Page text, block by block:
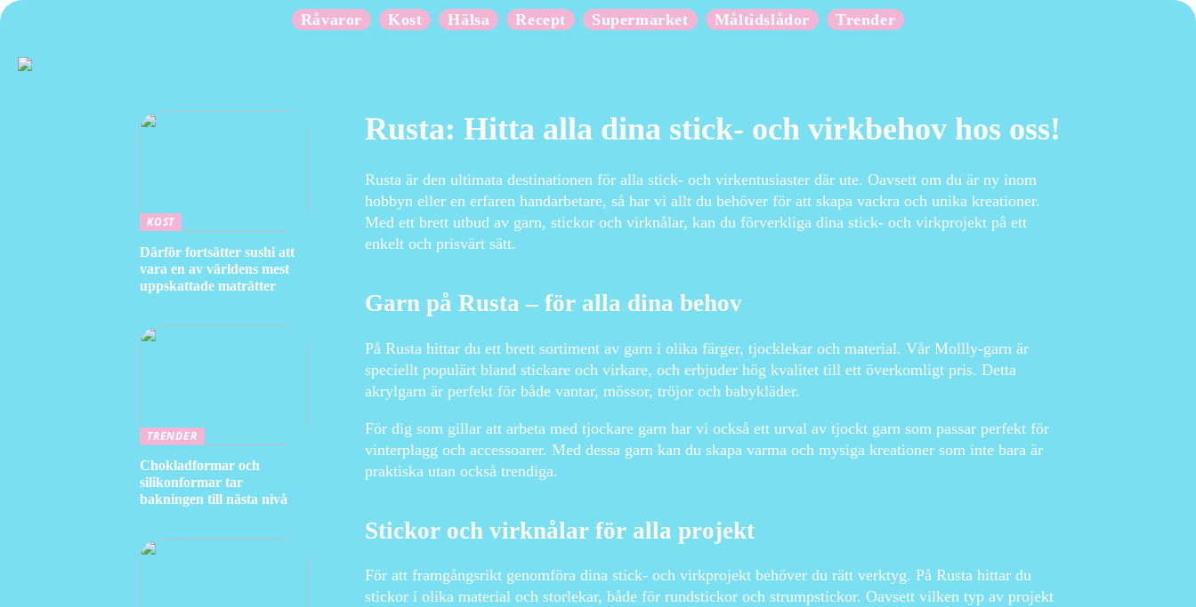
Råvaror Kost Hälsa Recept Supermarket Måltidslådor Trender
Rusta: Hitta alla dina stick- och virkbehov hos oss!
Rusta är den ultimata destinationen för alla stick- och virkentusiaster där ute. Oavsett om du är ny inom
hobbyn eller en erfaren handarbetare, så har vi allt du behöver för att skapa vackra och unika kreationer.
Med ett brett utbud av garn, stickor och virknålar, kan du förverkliga dina stick- och virkprojekt på ett
enkelt och prisvärt sätt.
Garn på Rusta – för alla dina behov
På Rusta hittar du ett brett sortiment av garn i olika färger, tjocklekar och material. Vår Mollly-garn är
speciellt populärt bland stickare och virkare, och erbjuder hög kvalitet till ett överkomligt pris. Detta
akrylgarn är perfekt för både vantar, mössor, tröjor och babykläder.
För dig som gillar att arbeta med tjockare garn har vi också ett urval av tjockt garn som passar perfekt för
vinterplagg och accessoarer. Med dessa garn kan du skapa varma och mysiga kreationer som inte bara är
praktiska utan också trendiga.
Stickor och virknålar för alla projekt
För att framgångsrikt genomföra dina stick- och virkprojekt behöver du rätt verktyg. På Rusta hittar du
stickor i olika material och storlekar, både för rundstickor och strumpstickor. Oavsett vilken typ av projekt
KOST
Därför fortsätter sushi att
vara en av världens mest
uppskattade maträtter
TRENDER
Chokladformar och
silikonformar tar
bakningen till nästa nivå